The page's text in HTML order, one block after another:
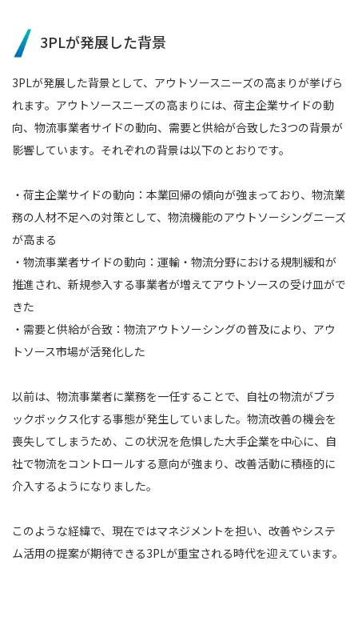
3PLが発展した背景
3PLが発展した背景として、アウトソースニーズの高まりが挙げら
れます。アウトソースニーズの高まりには、荷主企業サイドの動
向、物流事業者サイドの動向、需要と供給が合致した3つの背景が
影響しています。それぞれの背景は以下のとおりです。
・荷主企業サイドの動向：本業回帰の傾向が強まっており、物流業
務の人材不足への対策として、物流機能のアウトソーシングニーズ
が高まる
・物流事業者サイドの動向：運輸・物流分野における規制緩和が
推進され、新規参入する事業者が増えてアウトソースの受け皿がで
きた
・需要と供給が合致：物流アウトソーシングの普及により、アウ
トソース市場が活発化した
以前は、物流事業者に業務を一任することで、自社の物流がブラ
ックボックス化する事態が発生していました。物流改善の機会を
喪失してしまうため、この状況を危惧した大手企業を中心に、自
社で物流をコントロールする意向が強まり、改善活動に積極的に
介入するようになりました。
このような経緯で、現在ではマネジメントを担い、改善やシステ
ム活用の提案が期待できる3PLが重宝される時代を迎えています。